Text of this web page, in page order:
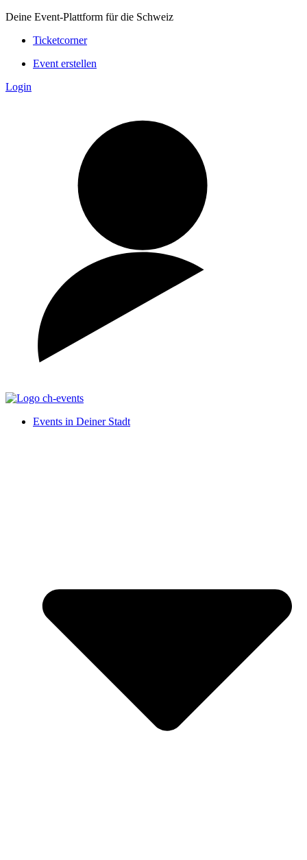
Deine Event-Plattform für die Schweiz
Ticketcorner
Event erstellen
Login
Events in Deiner Stadt